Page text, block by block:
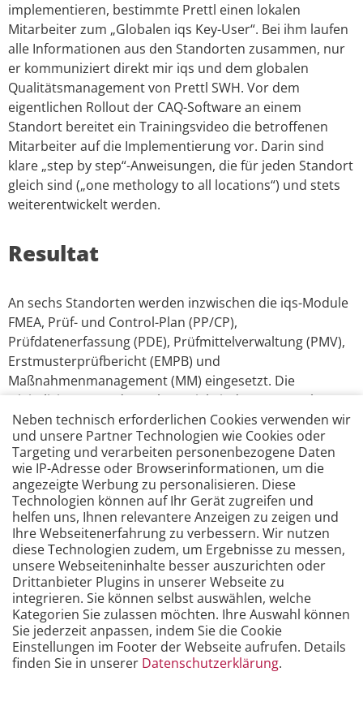
implementieren, bestimmte Prettl einen lokalen
Mitarbeiter zum „Globalen iqs Key-User“. Bei ihm laufen
alle Informationen aus den Standorten zusammen, nur
er kommuniziert direkt mir iqs und dem globalen
Qualitätsmanagement von Prettl SWH. Vor dem
eigentlichen Rollout der CAQ-Software an einem
Standort bereitet ein Trainingsvideo die betroffenen
Mitarbeiter auf die Implementierung vor. Darin sind
klare „step by step“-Anweisungen, die für jeden Standort
gleich sind („one methology to all locations“) und stets
weiterentwickelt werden.
Resultat
An sechs Standorten werden inzwischen die iqs-Module
FMEA, Prüf- und Control-Plan (PP/CP),
Prüfdatenerfassung (PDE), Prüfmittelverwaltung (PMV),
Erstmusterprüfbericht (EMPB) und
Maßnahmenmanagement (MM) eingesetzt. Die
Digitalisierung und Durchgängigkeit des Systems hat
den Papieraufwand bis zu 100 Prozent reduziert. Im
Wareneingang müssen keine Zeichnungen mehr
gesucht und ausgedruckt werden, und gestempelt wird
jetzt automatisch, die Zeitersparnis beträgt bis zu 50
Prozent. Es existiert eine Haupt-FMEA, die von den
Standorten nur noch adaptiert werden muss. Das führt
zu einer weiteren Kostenreduktion von bis zu 40
Prozent. Beim bisherigen Rollout wurden die kulturellen
Besonderheiten bewusst berücksichtigt. Die Vorteile der
Software überzeugten die Mitarbeiter und führten
schnell zu einer hohen Akzeptanz. Durch das
einheitliche System wurde ein hohes Maß an
Transparenz geschaffen. Die Standorte können nun
aufgrund der aktuellen und konsistenten
Neben technisch erforderlichen Cookies verwenden wir
und unsere Partner Technologien wie Cookies oder
Targeting und verarbeiten personenbezogene Daten
wie IP-Adresse oder Browserinformationen, um die
angezeigte Werbung zu personalisieren. Diese
Technologien können auf Ihr Gerät zugreifen und
helfen uns, Ihnen relevantere Anzeigen zu zeigen und
Ihre Webseitenerfahrung zu verbessern. Wir nutzen
diese Technologien zudem, um Ergebnisse zu messen,
unsere Webseiteninhalte besser auszurichten oder
Drittanbieter Plugins in unserer Webseite zu
integrieren. Sie können selbst auswählen, welche
Kategorien Sie zulassen möchten. Ihre Auswahl können
Sie jederzeit anpassen, indem Sie die Cookie
Einstellungen im Footer der Webseite aufrufen. Details
finden Sie in unserer Datenschutzerklärung.